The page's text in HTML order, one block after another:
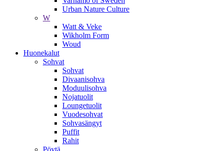
Urban Nature Culture
W
Watt & Veke
Wikholm Form
Woud
Huonekalut
Sohvat
Sohvat
Divaanisohva
Moduulisohva
Nojatuolit
Loungetuolit
Vuodesohvat
Sohvasängyt
Puffit
Rahit
Pöytä